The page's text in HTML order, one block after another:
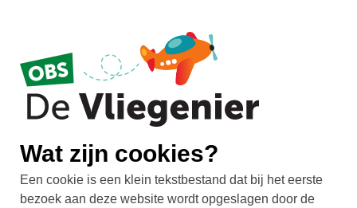
Wat zijn cookies?
Een cookie is een klein tekstbestand dat bij het eerste
bezoek aan deze website wordt opgeslagen door de